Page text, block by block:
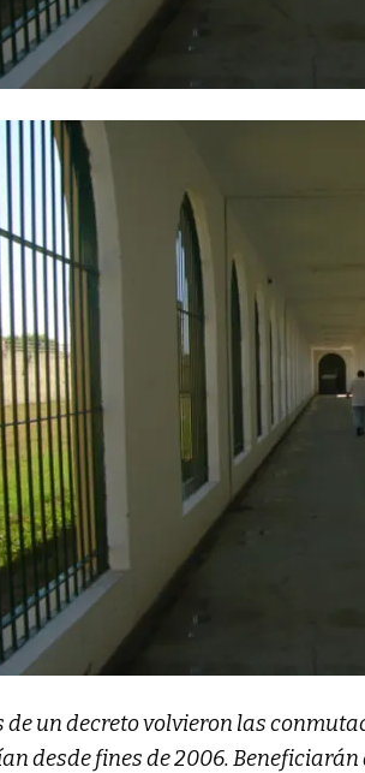
de un decreto volvieron las
desde fines de 2006. Beneficiarán